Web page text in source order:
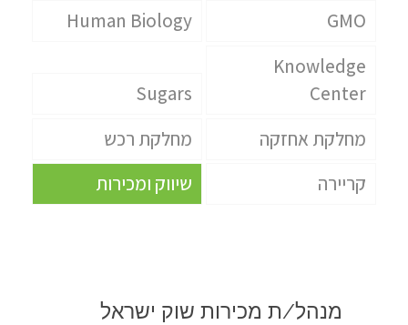
GMO
Human Biology
Knowledge
Center
Sugars
מחלקת אחזקה
מחלקת רכש
קריירה
שיווק ומכירות
מנהל/ת מכירות שוק ישראל